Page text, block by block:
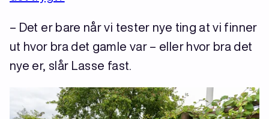
– Det er bare når vi tester nye ting at vi finner
ut hvor bra det gamle var – eller hvor bra det
nye er, slår Lasse fast.